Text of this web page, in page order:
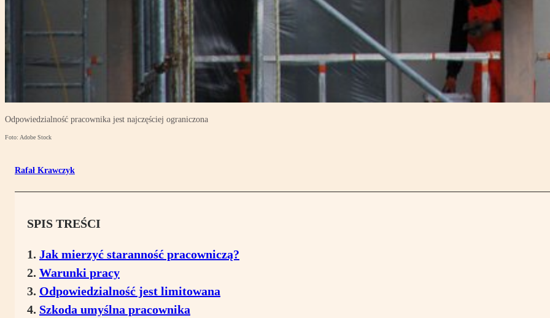
Odpowiedzialność pracownika jest najczęściej ograniczona
Foto: Adobe Stock
Rafał Krawczyk
SPIS TREŚCI
Jak mierzyć staranność pracowniczą?
Warunki pracy
Odpowiedzialność jest limitowana
Szkoda umyślna pracownika